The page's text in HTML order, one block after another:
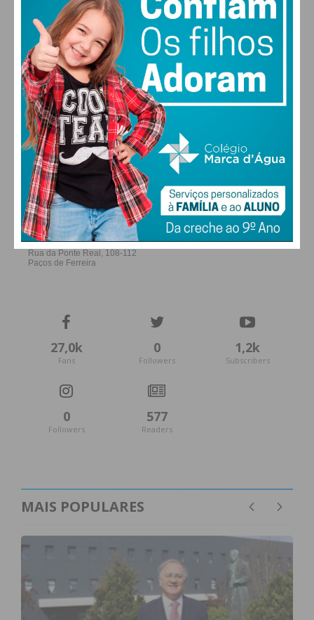
a roer a tal côdea. Agora mais endurecida!
Subscreva a newsletter do
Imediato
Assine nossa newsletter por e-mail e
obtenha de forma regular a informação
atualizada.
Eu li e concordo com os
ALTERAR
FARMACIAS DE SERVIÇO EM PAÇOS DE
FERREIRA
27,0k
Fans
0
Followers
1,2k
Subscribers
0
Followers
577
Readers
MAIS POPULARES